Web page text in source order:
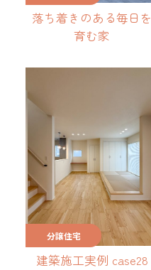
落ち着きのある毎日を
育む家
分譲住宅
建築施工実例 case28